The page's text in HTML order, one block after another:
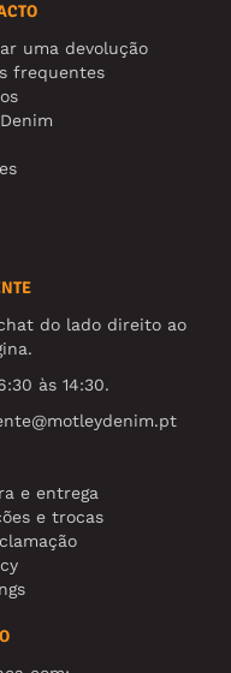
uma devolução
frequentes
do lado direito ao
às 14:30.
e entrega
e trocas